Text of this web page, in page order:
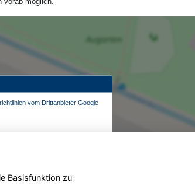
vom Drittanbieter Google
Basisfunktion zu